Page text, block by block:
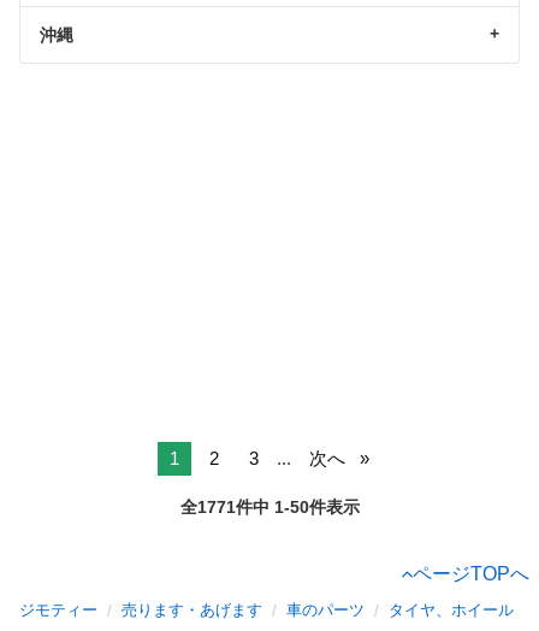
沖縄
1 2 3 ... 次へ
全1771件中 1-50件表示
ページTOPへ
ジモティー 売ります・あげます 車のパーツ タイヤ、ホイール